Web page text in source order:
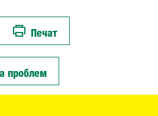
Печат
проблем